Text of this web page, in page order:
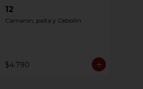
Env.Salmon Panko
10 Carne, Queso Crema y
Cebollín Env.Panko
12
Camaron, palta y Cebollin
$4.790